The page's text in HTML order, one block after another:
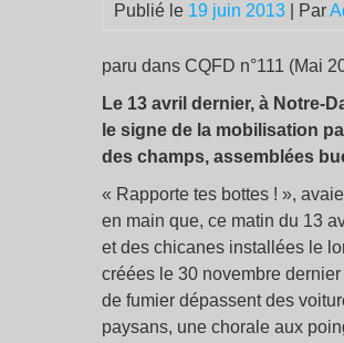
Publié le 19 juin 2013 | Par
paru dans CQFD n°111 (Mai
Le 13 avril dernier, à Notre-
le signe de la mobilisation
des champs, assemblées
« Rapporte tes bottes ! »,
en main que, ce matin du 13
et des chicanes installées le
créées le 30 novembre
de fumier dépassent des
paysans, une chorale aux